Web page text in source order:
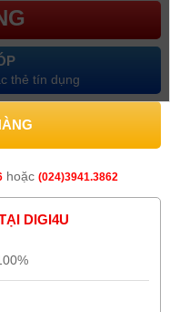
thẻ tín dụng
hoặc (024)3941.3862
DIGI4U